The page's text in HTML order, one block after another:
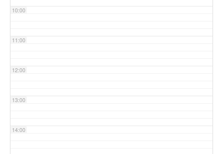
10:00
11:00
12:00
13:00
14:00